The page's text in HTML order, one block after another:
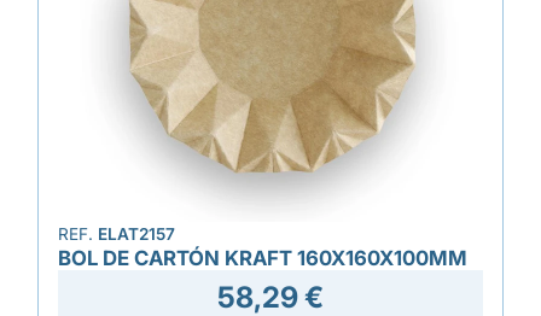
REF. ELAT2157
BOL DE CARTÓN KRAFT 160X160X100MM
58,29 €